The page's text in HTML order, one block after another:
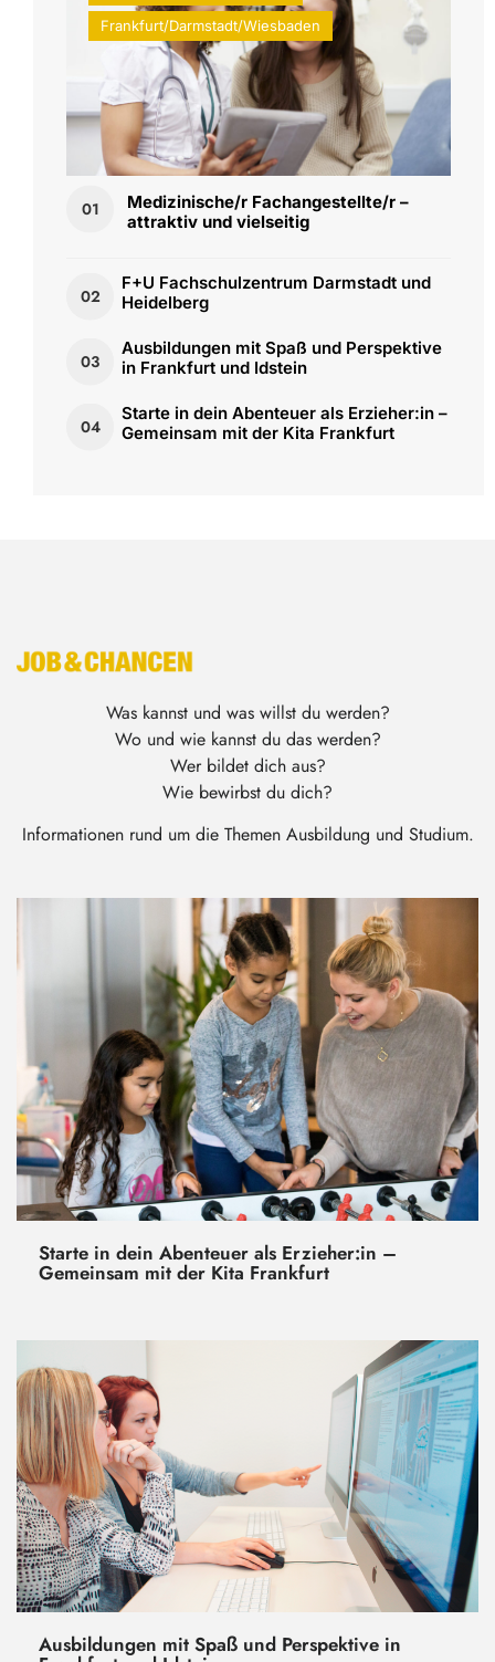
Frankfurt/Darmstadt/Wiesbaden
01
Medizinische/r Fachangestellte/r –
attraktiv und vielseitig
02
F+U Fachschulzentrum Darmstadt und
Heidelberg
03
Ausbildungen mit Spaß und Perspektive
in Frankfurt und Idstein
04
Starte in dein Abenteuer als Erzieher:in –
Gemeinsam mit der Kita Frankfurt
Was kannst und was willst du werden?
Wo und wie kannst du das werden?
Wer bildet dich aus?
Wie bewirbst du dich?
Informationen rund um die Themen Ausbildung und Studium.
Starte in dein Abenteuer als Erzieher:in –
Gemeinsam mit der Kita Frankfurt
Ausbildungen mit Spaß und Perspektive in